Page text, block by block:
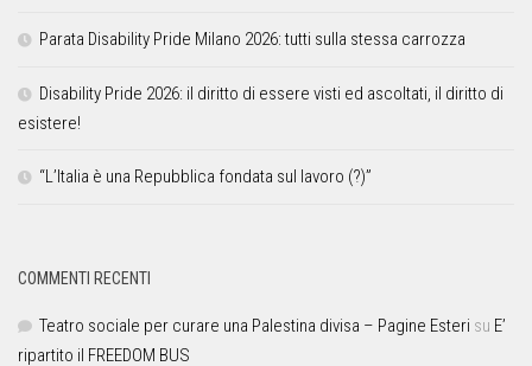
Parata Disability Pride Milano 2026: tutti sulla stessa carrozza
Disability Pride 2026: il diritto di essere visti ed ascoltati, il diritto di
esistere!
“L’Italia è una Repubblica fondata sul lavoro (?)”
COMMENTI RECENTI
Teatro sociale per curare una Palestina divisa – Pagine Esteri su E’
ripartito il FREEDOM BUS